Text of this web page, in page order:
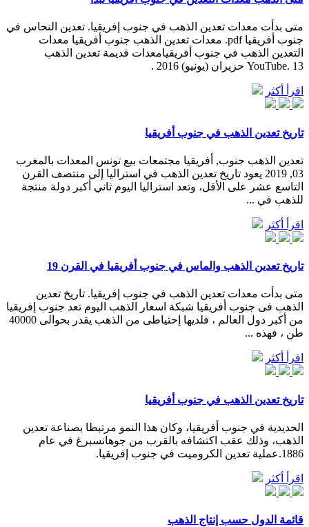
متى بدأت معدات تعدين الذهب في جنوب إفريقيا. تعدين النحاس في
جنوب أفريقيا pdf. معدات تعدين الذهب جنوب أفريقيا معدات
التعدين الذهب في جنوب أفريقيامعدات قديمة تعدين الذهب
YouTube. 13 حزيران (يونيو) 2016 .
اقرأ أكثر
تاريخ تعدين الذهب في جنوب أفريقيا
تعدين الذهب جنوب, أفريقيا مجتمعات بيع تونس المعدات بالمغرب
03, 2019 يعود تاريخ تعدين الذهب في استراليا إلى منتصف القرن
التاسع عشر على الأقل، وتعد استراليا اليوم ثاني أكبر دولة منتجة
للذهب في ...
اقرأ أكثر
تاريخ تعدين الذهب والماس في جنوب أفريقيا في القرن 19
متى بدأت معدات تعدين الذهب في جنوب إفريقيا. تاريخ تعدين
الذهب فى جنوب أفريقيا شبكة اسعار الذهب اليوم تعد جنوب إفريقيا
من أكبر دول العالم ، فلديها إحتياطى من الذهب يقدر بحوالى 40000
طن ، فهذه ...
اقرأ أكثر
تاريخ تعدين الذهب في جنوب أفريقيا
الحديدية في جنوب أفريقيا، وكان هذا النمو مرتبطا بصناعة تعدين
الذهب، وذلك عقب اكتشافه بالقرب من جوهانسبرغ في عام
1886.عملية تعدين الكروميت في جنوب إفريقيا.
اقرأ أكثر
قائمة الدول حسب إنتاج الذهب